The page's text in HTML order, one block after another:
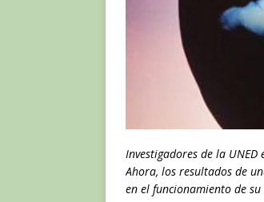
Investigadores de la
Ahora, los resultados de
en el funcionamiento de